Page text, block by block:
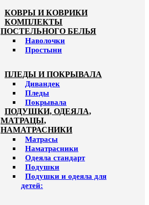
КОВРЫ И КОВРИКИ
КОМПЛЕКТЫ
ПОСТЕЛЬНОГО БЕЛЬЯ
Наволочки
Простыни
ПЛЕДЫ И ПОКРЫВАЛА
Дивандек
Пледы
Покрывала
ПОДУШКИ, ОДЕЯЛА,
МАТРАЦЫ,
НАМАТРАСНИКИ
Матрасы
Наматрасники
Одеяла стандарт
Подушки
Подушки и одеяла для
детей: